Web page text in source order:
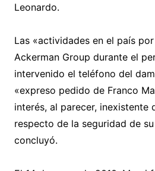
Leonardo.
Las «actividades en el país
Ackerman Group durante el
intervenido el teléfono del
«expreso pedido de Franco
interés, al parecer, inexistente
respecto de la seguridad de
concluyó.